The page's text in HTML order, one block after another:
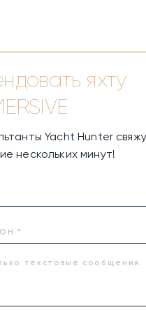
яхту
Yacht Hunter
нескольких минут!
текстовые сообщения.